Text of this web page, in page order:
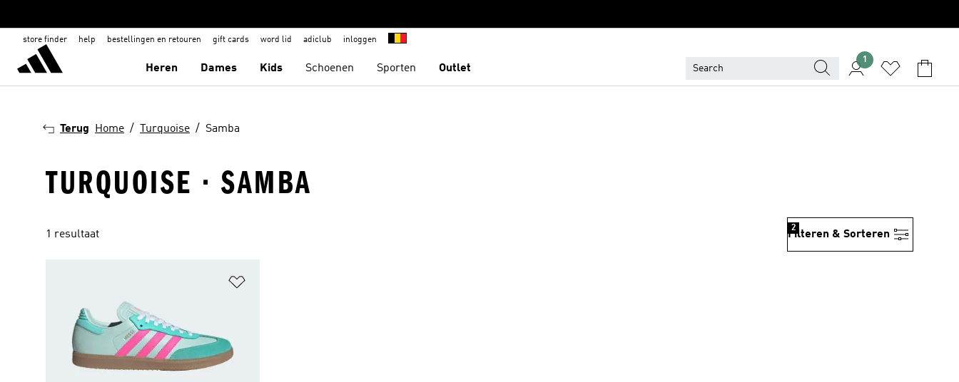
store finder help bestellingen en retouren gift cards word lid adiclub inloggen
Heren Dames Kids Schoenen Sporten Outlet
1
Terug Home Turquoise Samba
TURQUOISE · SAMBA
1 resultaat Filteren & Sorteren
2